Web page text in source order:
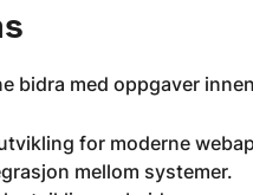
bidra med oppgaver
for moderne
mellom systemer.